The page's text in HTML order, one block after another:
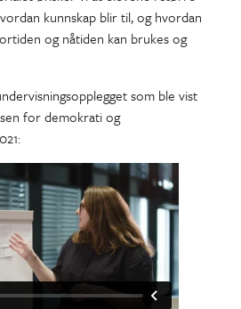
kunnskap blir til, og hvordan
og nåtiden kan brukes og
som ble vist
for demokrati og